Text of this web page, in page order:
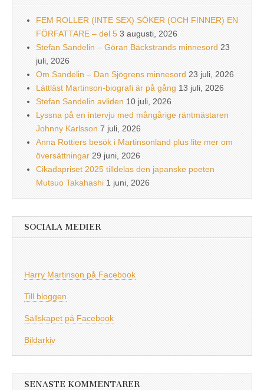
FEM ROLLER (INTE SEX) SÖKER (OCH FINNER) EN
FÖRFATTARE – del 5 3 augusti, 2026
Stefan Sandelin – Göran Bäckstrands minnesord 23
juli, 2026
Om Sandelin – Dan Sjögrens minnesord 23 juli, 2026
Lättläst Martinson-biografi är på gång 13 juli, 2026
Stefan Sandelin avliden 10 juli, 2026
Lyssna på en intervju med mångårige räntmästaren
Johnny Karlsson 7 juli, 2026
Anna Rottiers besök i Martinsonland plus lite mer om
översättningar 29 juni, 2026
Cikadapriset 2025 tilldelas den japanske poeten
Mutsuo Takahashi 1 juni, 2026
SOCIALA MEDIER
Harry Martinson på Facebook
Till bloggen
Sällskapet på Facebook
Bildarkiv
SENASTE KOMMENTARER